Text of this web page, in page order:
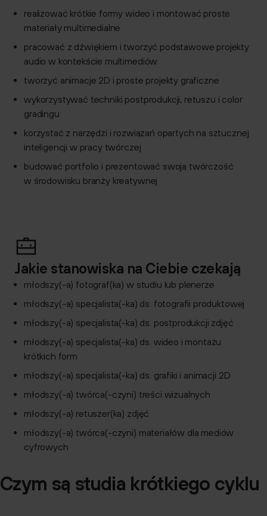
realizować krótkie formy wideo i montować proste
materiały multimedialne
pracować z dźwiękiem i tworzyć podstawowe projekty
audio w kontekście multimediów
tworzyć animacje 2D i proste projekty graficzne
wykorzystywać techniki postprodukcji, retuszu i color
gradingu
korzystać z narzędzi i rozwiązań opartych na sztucznej
inteligencji w pracy twórczej
budować portfolio i prezentować swoją twórczość
w środowisku branży kreatywnej
Jakie stanowiska na Ciebie czekają
młodszy(-a) fotograf(ka) w studiu lub plenerze
młodszy(-a) specjalista(-ka) ds. fotografii produktowej
młodszy(-a) specjalista(-ka) ds. postprodukcji zdjęć
młodszy(-a) specjalista(-ka) ds. wideo i montażu
krótkich form
młodszy(-a) specjalista(-ka) ds. grafiki i animacji 2D
młodszy(-a) twórca(-czyni) treści wizualnych
młodszy(-a) retuszer(ka) zdjęć
młodszy(-a) twórca(-czyni) materiałów dla mediów
cyfrowych
Czym są studia krótkiego cyklu